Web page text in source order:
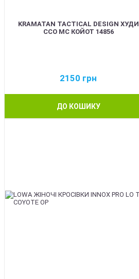
KRAMATAN TACTICAL DESIGN ХУДИ
ССО МС КОЙОТ 14856
2150 грн
ДО КОШИКУ